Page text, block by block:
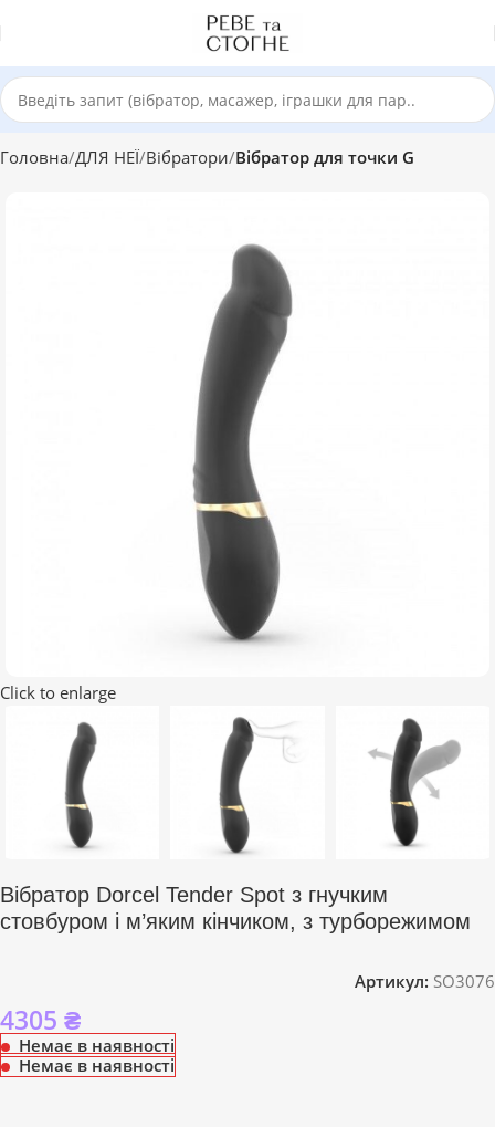
Головна ДЛЯ НЕЇ Вібратори Вібратор для точки G
Click to enlarge
Вібратор Dorcel Tender Spot з гнучким
стовбуром і м’яким кінчиком, з турборежимом
Артикул: SO3076
4305 ₴
Немає в наявності
Немає в наявності